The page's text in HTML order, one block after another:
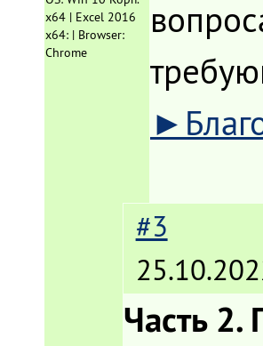
x64 | Excel 2016
x64: | Browser:
Chrome
#3
Часть 2.